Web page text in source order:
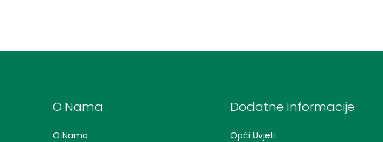
O Nama
O Nama
Dodatne Informacije
Opći Uvjeti